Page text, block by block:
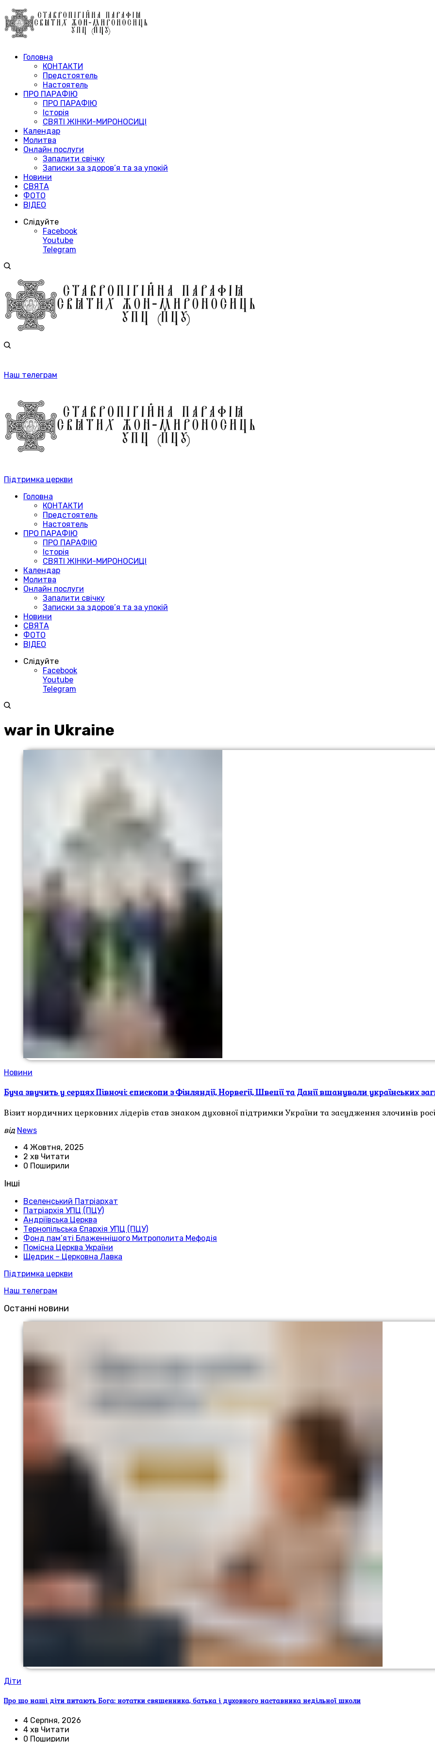
Головна
КОНТАКТИ
Предстоятель
Настоятель
ПРО ПАРАФІЮ
ПРО ПАРАФІЮ
Історія
СВЯТІ ЖІНКИ-МИРОНОСИЦІ
Календар
Молитва
Онлайн послуги
Запалити свічку
Записки за здоров’я та за упокій
Новини
СВЯТА
ФОТО
ВІДЕО
Слідуйте
Facebook
Youtube
Telegram
Наш телеграм
Підтримка церкви
Головна
КОНТАКТИ
Предстоятель
Настоятель
ПРО ПАРАФІЮ
ПРО ПАРАФІЮ
Історія
СВЯТІ ЖІНКИ-МИРОНОСИЦІ
Календар
Молитва
Онлайн послуги
Запалити свічку
Записки за здоров’я та за упокій
Новини
СВЯТА
ФОТО
ВІДЕО
Слідуйте
Facebook
Youtube
Telegram
war in Ukraine
Новини
Буча звучить у серцях Півночі: єпископи з Фінляндії, Норвегії, Швеції та Данії вшанували українських
Візит нордичних церковних лідерів став знаком духовної підтримки України та засудження злочинів
від News
4 Жовтня, 2025
2 хв Читати
0 Поширили
Інші
Вселенський Патріархат
Патріархія УПЦ (ПЦУ)
Андріївська Церква
Тернопільська Єпархія УПЦ (ПЦУ)
Фонд пам’яті Блаженнішого Митрополита Мефодія
Помісна Церква України
Щедрик – Церковна Лавка
Підтримка церкви
Наш телеграм
Останні новини
Діти
Про що наші діти питають Бога: нотатки священника, батька і духовного наставника недільної школи
4 Серпня, 2026
4 хв Читати
0 Поширили